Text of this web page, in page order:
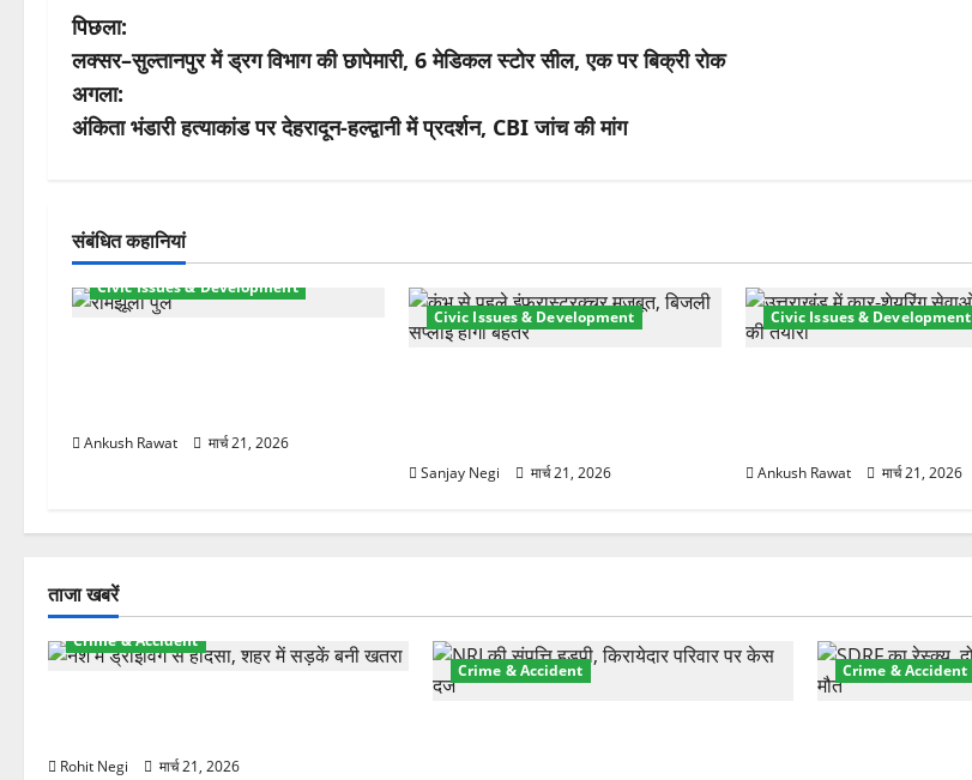
पो
स्ट
ने
गे
श
पिछला:
लक्सर–सुल्तानपुर में ड्रग विभाग की छापेमारी, 6 मेडिकल स्टोर सील, एक पर बिक्री रोक
अगला:
अंकिता भंडारी हत्याकांड पर देहरादून-हल्द्वानी में प्रदर्शन, CBI जांच की मांग
संबंधित कहानियां
Civic Issues & Development
Ankush Rawat मार्च 21, 2026
Civic Issues & Development
Sanjay Negi मार्च 21, 2026
Civic Issues & Development
Ankush Rawat मार्च 21, 2026
ताजा खबरें
Crime & Accident
Rohit Negi मार्च 21, 2026
Crime & Accident Crime & Accident